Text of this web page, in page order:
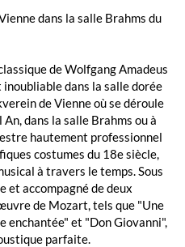
dans la salle Brahms du
de Wolfgang Amadeus
dans la salle dorée
de Vienne où se déroule
dans la salle Brahms ou à
hautement professionnel
costumes du 18e siècle,
à travers le temps. Sous
et accompagné de deux
de Mozart, tels que "Une
enchantée" et "Don Giovanni",
parfaite.